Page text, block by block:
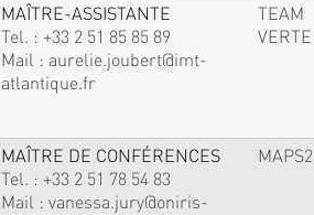
MAÎTRE-ASSISTANTE
Tel. : +33 2 51 85 85 89
Mail : aurelie.joubert@imt-
atlantique.fr
TEAM
VERTE
MAÎTRE DE CONFÉRENCES
Tel. : +33 2 51 78 54 83
Mail : vanessa.jury@oniris-
MAPS2